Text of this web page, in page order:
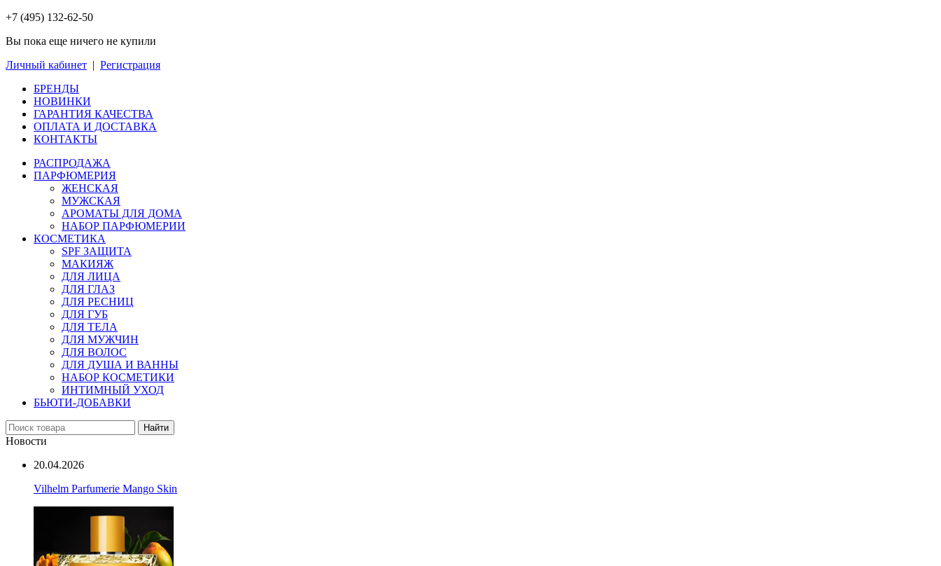
+7 (495) 132-62-50
Вы пока еще ничего не купили
Личный кабинет | Регистрация
БРЕНДЫ
НОВИНКИ
ГАРАНТИЯ КАЧЕСТВА
ОПЛАТА И ДОСТАВКА
КОНТАКТЫ
РАСПРОДАЖА
ПАРФЮМЕРИЯ
ЖЕНСКАЯ
МУЖСКАЯ
АРОМАТЫ ДЛЯ ДОМА
НАБОР ПАРФЮМЕРИИ
КОСМЕТИКА
SPF ЗАЩИТА
МАКИЯЖ
ДЛЯ ЛИЦА
ДЛЯ ГЛАЗ
ДЛЯ РЕСНИЦ
ДЛЯ ГУБ
ДЛЯ ТЕЛА
ДЛЯ МУЖЧИН
ДЛЯ ВОЛОС
ДЛЯ ДУША И ВАННЫ
НАБОР КОСМЕТИКИ
ИНТИМНЫЙ УХОД
БЬЮТИ-ДОБАВКИ
Найти
Новости
20.04.2026
Vilhelm Parfumerie Mango Skin